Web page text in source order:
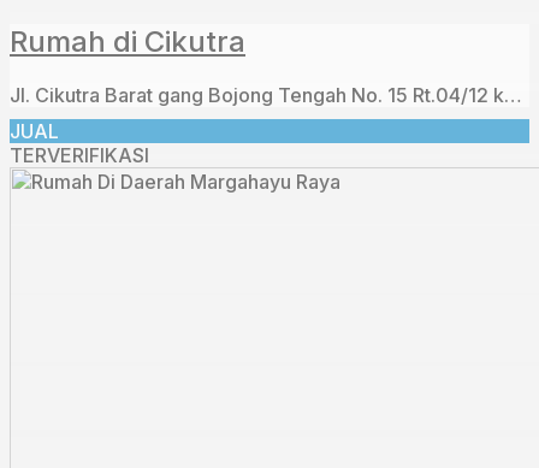
Rumah di Cikutra
Jl. Cikutra Barat gang Bojong Tengah No. 15 Rt.04/12 kecamatan Cibeunying Kaler Kelurahan Cigadung
JUAL
TERVERIFIKASI